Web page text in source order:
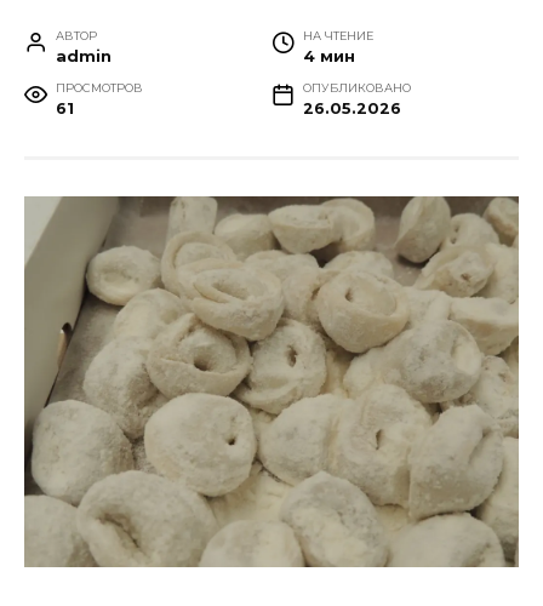
АВТОР
admin
НА ЧТЕНИЕ
4 мин
ПРОСМОТРОВ
61
ОПУБЛИКОВАНО
26.05.2026